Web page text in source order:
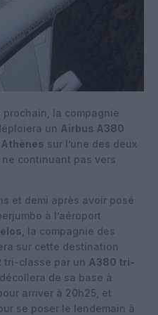
la compagnie
un Airbus A380
Athènes sur l’une des deux
continuant pas vers
et demi après avoir posé
à l’aéroport
, la compagnie des
sur cette destination
tri-classe par un A380 tri-
de sa base à
arriver à 20h25, et
se poser le lendemain à